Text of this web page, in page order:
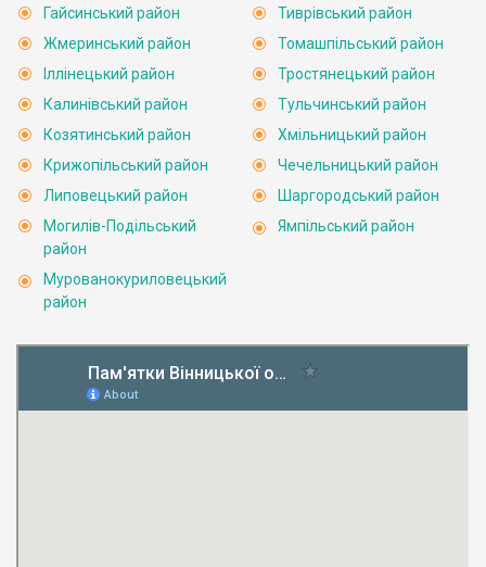
Гайсинський район
Жмеринський район
Іллінецький район
Калинівський район
Козятинський район
Крижопільський район
Липовецький район
Могилів-Подільський
район
Мурованокуриловецький
район
Тиврівський район
Томашпільський район
Тростянецький район
Тульчинський район
Хмільницький район
Чечельницький район
Шаргородський район
Ямпільський район